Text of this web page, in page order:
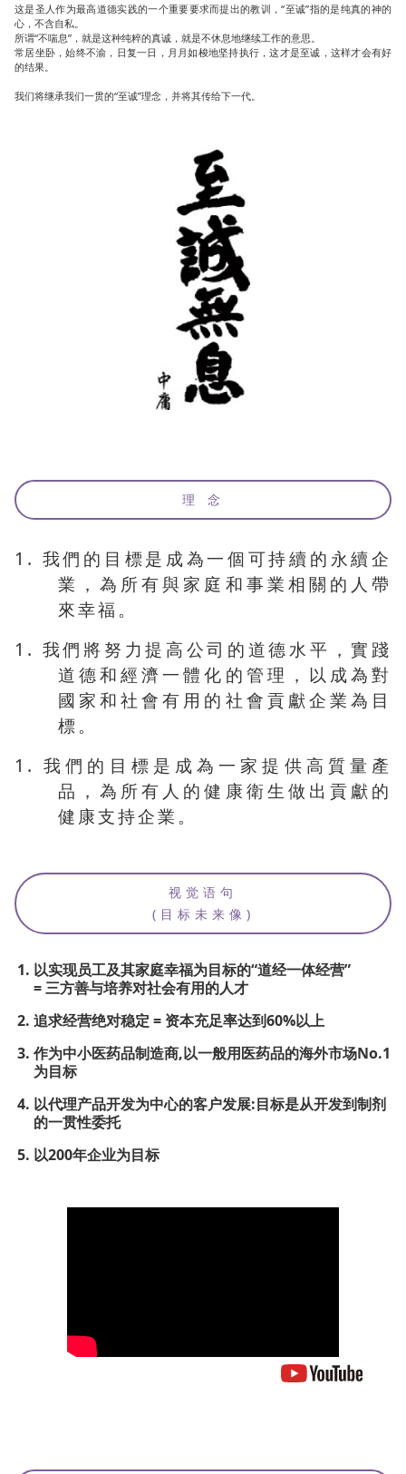
这是圣人作为最高道德实践的一个重要要求而提出的教训，“至诚”指的是纯真的神的
心，不含自私。
所谓“不喘息”，就是这种纯粹的真诚，就是不休息地继续工作的意思。
常居坐卧，始终不渝，日复一日，月月如梭地坚持执行，这才是至诚，这样才会有好
的结果。
我们将继承我们一贯的“至诚”理念，并将其传给下一代。
理 念
1. 我們的目標是成為一個可持續的永續企
業，為所有與家庭和事業相關的人帶
來幸福。
1. 我們將努力提高公司的道德水平，實踐
道德和經濟一體化的管理，以成為對
國家和社會有用的社會貢獻企業為目
標。
1. 我們的目標是成為一家提供高質量產
品，為所有人的健康衛生做出貢獻的
健康支持企業。
视觉语句
(目标未来像)
以实现员工及其家庭幸福为目标的“道经一体经营”
= 三方善与培养对社会有用的人才
追求经营绝对稳定 = 资本充足率达到60%以上
作为中小医药品制造商,以一般用医药品的海外市场No.1
为目标
以代理产品开发为中心的客户发展:目标是从开发到制剂
的一贯性委托
以200年企业为目标